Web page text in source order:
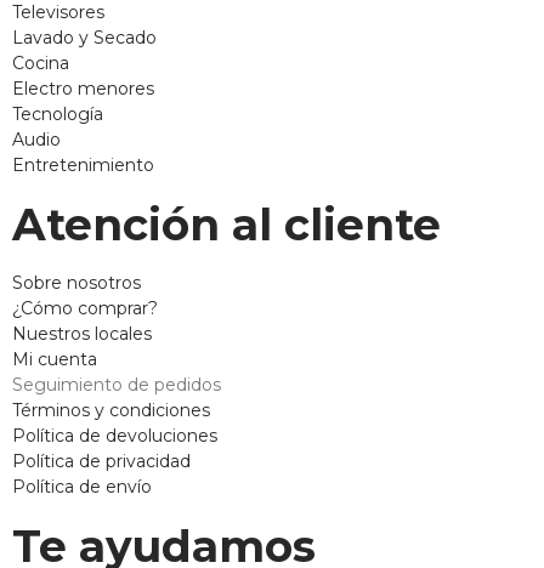
Televisores
Lavado y Secado
Cocina
Electro menores
Tecnología
Audio
Entretenimiento
Atención al cliente
Sobre nosotros
¿Cómo comprar?
Nuestros locales
Mi cuenta
Seguimiento de pedidos
Términos y condiciones
Política de devoluciones
Política de privacidad
Política de envío
Te ayudamos